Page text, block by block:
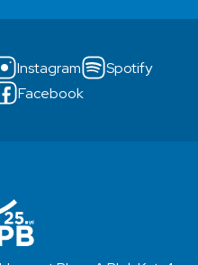
Instagram
Spotify
Facebook